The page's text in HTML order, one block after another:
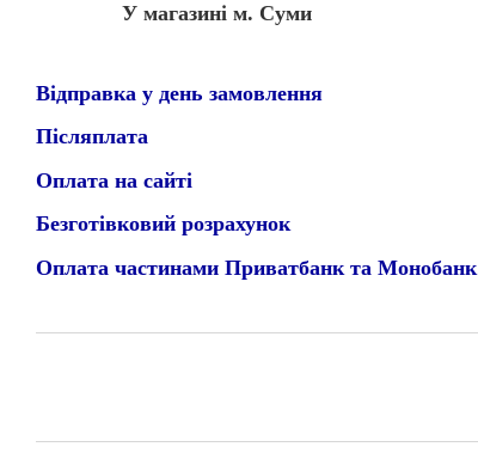
У магазині м. Суми
Відправка у день замовлення
Післяплата
Оплата на сайті
Безготівковий розрахунок
Оплата частинами Приватбанк та Монобанк